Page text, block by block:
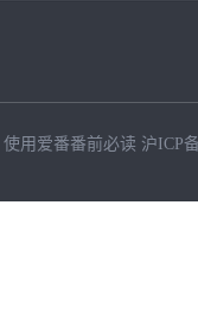
使用爱番番前必读 沪ICP